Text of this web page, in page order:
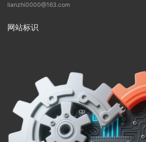
lianzhi0000@163.com
网站标识